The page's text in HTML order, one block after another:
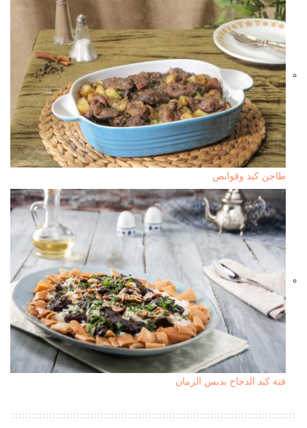
طاجن كبد وقوانص
فتة كبد الدجاح بدبس الرمان